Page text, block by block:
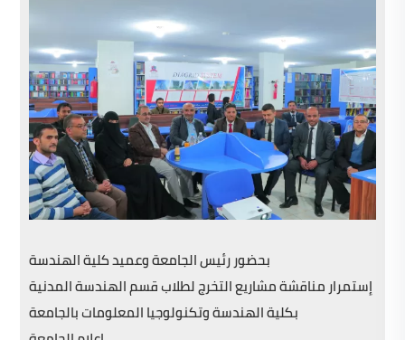
بحضور رئيس الجامعة وعميد كلية الهندسة
إستمرار مناقشة مشاريع التخرج لطلاب قسم الهندسة المدنية
بكلية الهندسة وتكنولوجيا المعلومات بالجامعة